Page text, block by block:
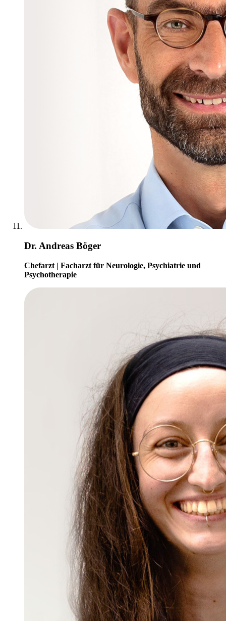
Dr. Andreas Böger
Chefarzt | Facharzt für Neurologie, Psychiatrie und
Psychotherapie